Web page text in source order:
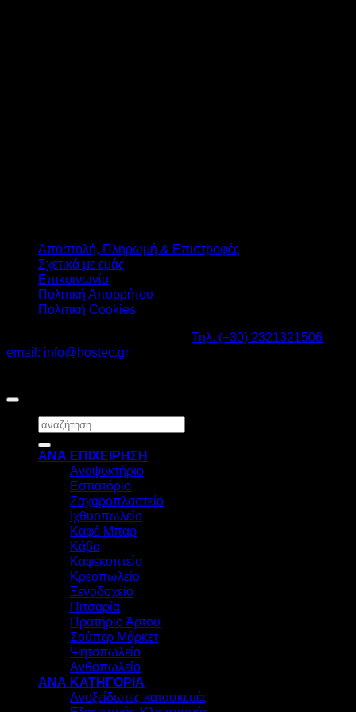
Αποστολή, Πληρωμή & Επιστροφές
Σχετικά με εμάς
Επικοινωνία
Πολιτική Απορρήτου
Πολιτική Cookies
Τηλ. (+30) 2321321506
email: info@hostec.gr
Αναζήτηση
για:
ΑΝΑ ΕΠΙΧΕΙΡΗΣΗ
Αναψυκτήριο
Εστιατόριο
Ζαχαροπλαστείο
Ιχθυοπωλείο
Καφέ-Μπαρ
Κάβα
Καφεκοπτείο
Κρεοπωλείο
Ξενοδοχείο
Πιτσαρία
Πρατήριο Άρτου
Σούπερ Μάρκετ
Ψητοπωλείο
Ανθοπωλείο
ΑΝΑ ΚΑΤΗΓΟΡΙΑ
Ανοξείδωτες κατασκευές